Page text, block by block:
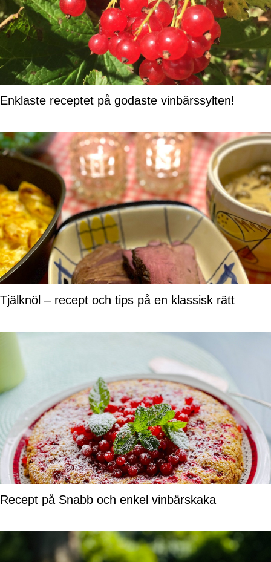
Enklaste receptet på godaste vinbärssylten!
Tjälknöl – recept och tips på en klassisk rätt
Recept på Snabb och enkel vinbärskaka